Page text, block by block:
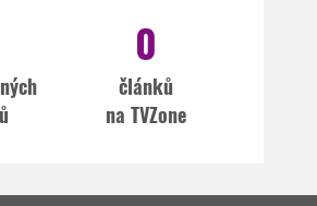
0
článků
na TVZone